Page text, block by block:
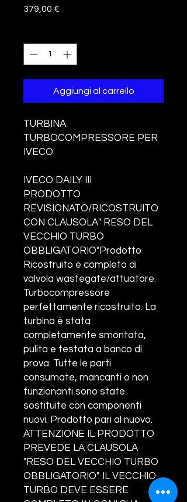
379,00 €
Aggiungi al carrello
TURBINA
TURBOCOMPRESSORE PER
IVECO
IVECO DAILY III
PRODOTTO
REVISIONATO/RICOSTRUITO
CON CLAUSOLA" RESO DEL
VECCHIO TURBO
OBBLIGATORIO"Prodotto
Ricostruito e completo di
valvola wastegate/attuatore.
Turbocompressore
perfettamente ricostruito. La
turbina è stata
completamente smontata,
pulita e testata a banco di
prova. Tutte le parti
consumate, mancanti o non
funzionanti sono state
sostituite con componenti
nuovi. Prodotto pari al nuovo.
ATTENZIONE IL PRODOTTO
PREVEDE LA CLAUSOLA
"RESO DEL VECCHIO TURBO
OBBLIGATORIO". IL VECCHIO
TURBO DEVE ESSERE